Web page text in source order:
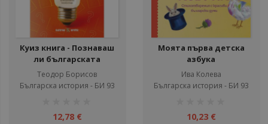
Куиз книга - Познаваш
ли българската
история
Теодор Борисов
Българска история - БИ 93
12,78 €
Моята първа детска
азбука
Ива Колева
Българска история - БИ 93
10,23 €